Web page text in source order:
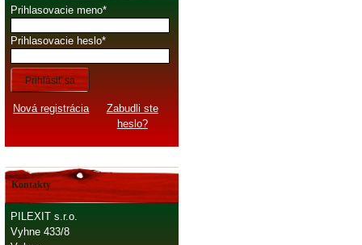
Prihlasovacie meno
Prihlasovacie heslo
Prihlásiť sa
Nová registrácia
Zabudli ste
heslo?
Kontakty
PILEXIT s.r.o.
Vyhne 433/8